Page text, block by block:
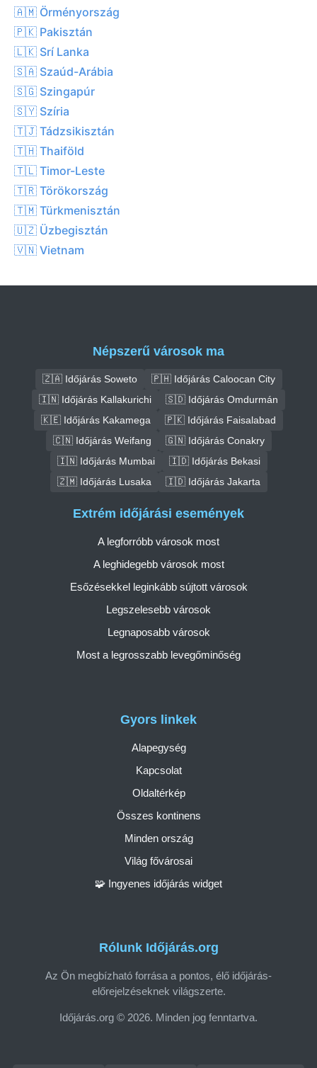
🇦🇲 Örményország
🇵🇰 Pakisztán
🇱🇰 Srí Lanka
🇸🇦 Szaúd-Arábia
🇸🇬 Szingapúr
🇸🇾 Szíria
🇹🇯 Tádzsikisztán
🇹🇭 Thaiföld
🇹🇱 Timor-Leste
🇹🇷 Törökország
🇹🇲 Türkmenisztán
🇺🇿 Üzbegisztán
🇻🇳 Vietnam
Népszerű városok ma
🇿🇦 Időjárás Soweto
🇵🇭 Időjárás Caloocan City
🇮🇳 Időjárás Kallakurichi
🇸🇩 Időjárás Omdurmán
🇰🇪 Időjárás Kakamega
🇵🇰 Időjárás Faisalabad
🇨🇳 Időjárás Weifang
🇬🇳 Időjárás Conakry
🇮🇳 Időjárás Mumbai
🇮🇩 Időjárás Bekasi
🇿🇲 Időjárás Lusaka
🇮🇩 Időjárás Jakarta
Rólunk Időjárás.org
Az Ön megbízható forrása a pontos, élő időjárás-
előrejelzéseknek világszerte.
Időjárás.org © 2026. Minden jog fenntartva.
Gyors linkek
Alapegység
Kapcsolat
Oldaltérkép
Összes kontinens
Minden ország
Világ fővárosai
🧩 Ingyenes időjárás widget
Extrém időjárási események
A legforróbb városok most
A leghidegebb városok most
Esőzésekkel leginkább sújtott városok
Legszelesebb városok
Legnaposabb városok
Most a legrosszabb levegőminőség